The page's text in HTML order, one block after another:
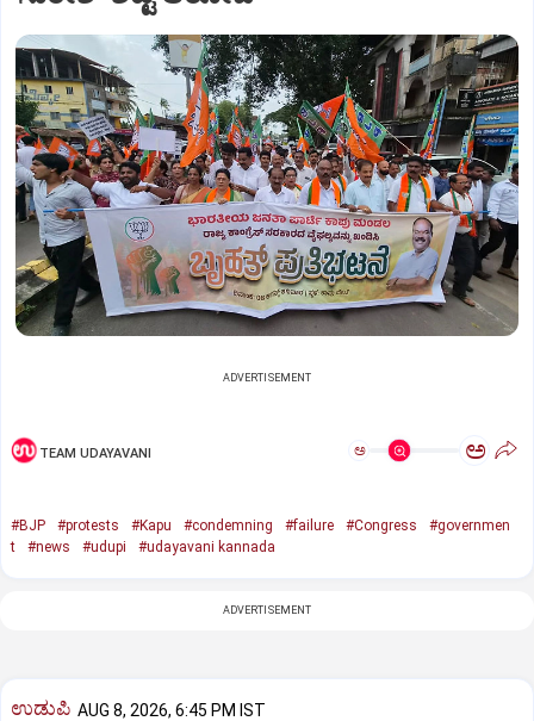
ADVERTISEMENT
TEAM UDAYAVANI ಅ ಅ
#BJP #protests #Kapu #condemning #failure #Congress
#governmen
t
#news #udupi #udayavani kannada
ADVERTISEMENT
ಉಡುಪಿ AUG 8, 2026, 6:45 PM IST